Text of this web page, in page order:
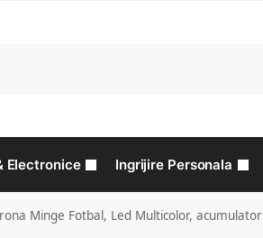
Electronice Ingrijire Personala
Minge Fotbal, Led Multicolor, acumulator